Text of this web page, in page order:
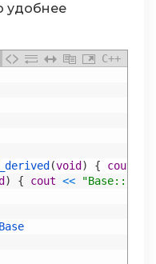
удобнее
C++
(void ) { cout
) { cout <<
Base